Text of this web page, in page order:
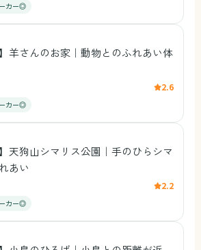
カー◎
】羊さんのお家｜動物とのふれあい体
2.6
カー◎
】天狗山シマリス公園｜手のひらシマ
あい
2.2
カー◎